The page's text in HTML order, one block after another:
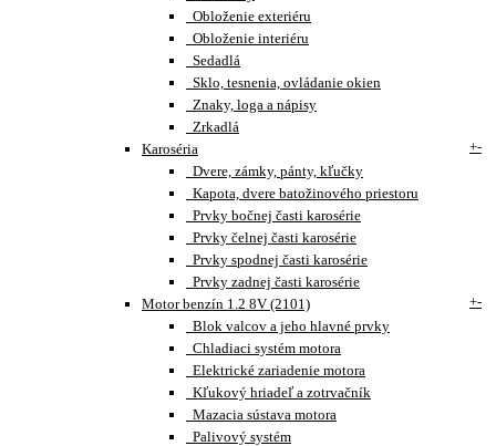
Obloženie exteriéru
Obloženie interiéru
Sedadlá
Sklo, tesnenia, ovládanie okien
Znaky, loga a nápisy
Zrkadlá
Karoséria
+-
Dvere, zámky, pánty, kľučky
Kapota, dvere batožinového priestoru
Prvky bočnej časti karosérie
Prvky čelnej časti karosérie
Prvky spodnej časti karosérie
Prvky zadnej časti karosérie
Motor benzín 1.2 8V (2101)
+-
Blok valcov a jeho hlavné prvky
Chladiaci systém motora
Elektrické zariadenie motora
Kľukový hriadeľ a zotrvačník
Mazacia sústava motora
Palivový systém